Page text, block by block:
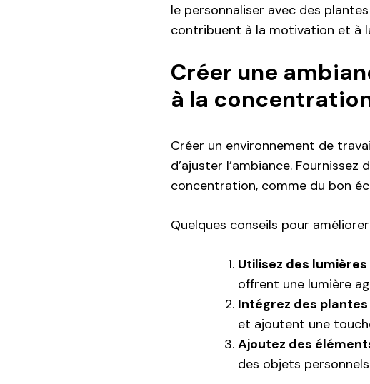
le personnaliser avec des
contribuent à la motivation et à
Créer une
à la
Créer un environnement de
d’ajuster l’ambiance.
concentration, comme du bon
Quelques conseils pour améliorer
Utilisez des lumières
offrent une lumière
Intégrez des plantes
et ajoutent une
Ajoutez des
des objets